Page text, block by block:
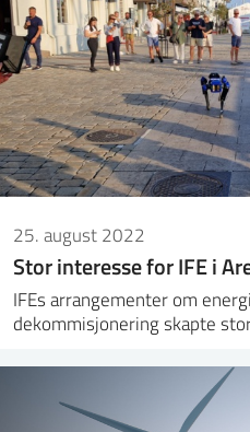
25. august 2022
Stor interesse for IFE i
IFEs arrangementer om
dekommisjonering skapte